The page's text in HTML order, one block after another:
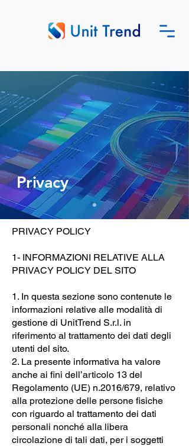
Privacy
PRIVACY POLICY
1- INFORMAZIONI RELATIVE ALLA
PRIVACY POLICY DEL SITO
1. In questa sezione sono contenute le
informazioni relative alle modalità di
gestione di UnitTrend S.r.l. in
riferimento al trattamento dei dati degli
utenti del sito.
2. La presente informativa ha valore
anche ai fini dell’articolo 13 del
Regolamento (UE) n.2016/679, relativo
alla protezione delle persone fisiche
con riguardo al trattamento dei dati
personali nonché alla libera
circolazione di tali dati, per i soggetti